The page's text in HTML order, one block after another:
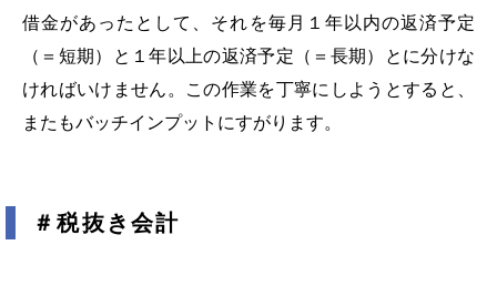
借金があったとして、それを毎月１年以内の返済予定
（＝短期）と１年以上の返済予定（＝長期）とに分けな
ければいけません。この作業を丁寧にしようとすると、
またもバッチインプットにすがります。
＃税抜き会計